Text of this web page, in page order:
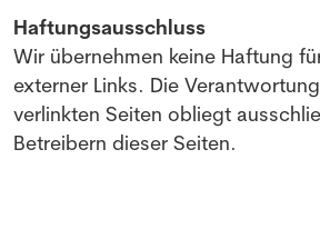
Haftungsausschluss
Wir übernehmen keine Haftung
externer Links. Die
verlinkten Seiten obliegt
Betreibern dieser Seiten.